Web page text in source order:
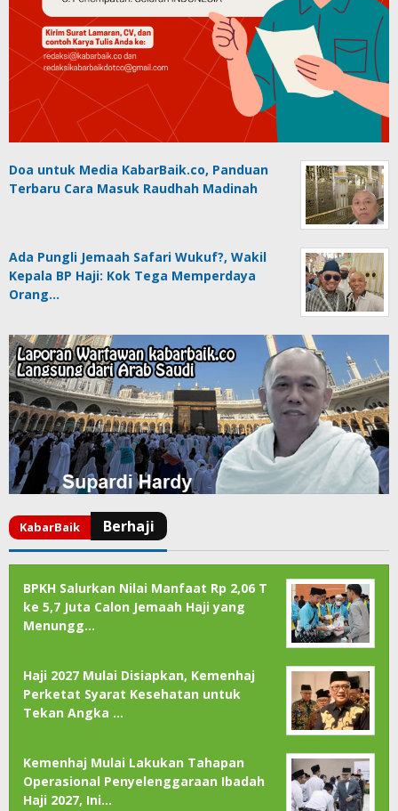
Doa untuk Media KabarBaik.co, Panduan
Terbaru Cara Masuk Raudhah Madinah
Ada Pungli Jemaah Safari Wukuf?, Wakil
Kepala BP Haji: Kok Tega Memperdaya
Orang…
BPKH Salurkan Nilai Manfaat Rp 2,06 T
ke 5,7 Juta Calon Jemaah Haji yang
Menungg…
Haji 2027 Mulai Disiapkan, Kemenhaj
Perketat Syarat Kesehatan untuk
Tekan Angka …
Kemenhaj Mulai Lakukan Tahapan
Operasional Penyelenggaraan Ibadah
Haji 2027, Ini…